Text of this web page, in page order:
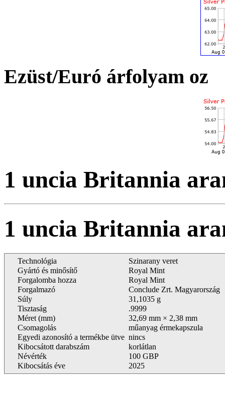
Ezüst/Euró árfolyam oz
1 uncia Britannia
1 uncia Britannia
Technológia
Szinarany veret
Gyártó és minősítő
Royal Mint
Forgalomba hozza
Royal Mint
Forgalmazó
Conclude Zrt. Magyarország
Súly
31,1035 g
Tisztaság
.9999
Méret (mm)
32,69 mm × 2,38 mm
Csomagolás
műanyag érmekapszula
Egyedi azonosító a termékbe ütve nincs
Kibocsátott darabszám
korlátlan
Névérték
100 GBP
Kibocsátás éve
2025